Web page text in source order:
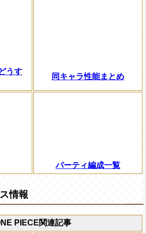
うす
同キャラ性能まとめ
パーティ編成一覧
情報
PIECE関連記事